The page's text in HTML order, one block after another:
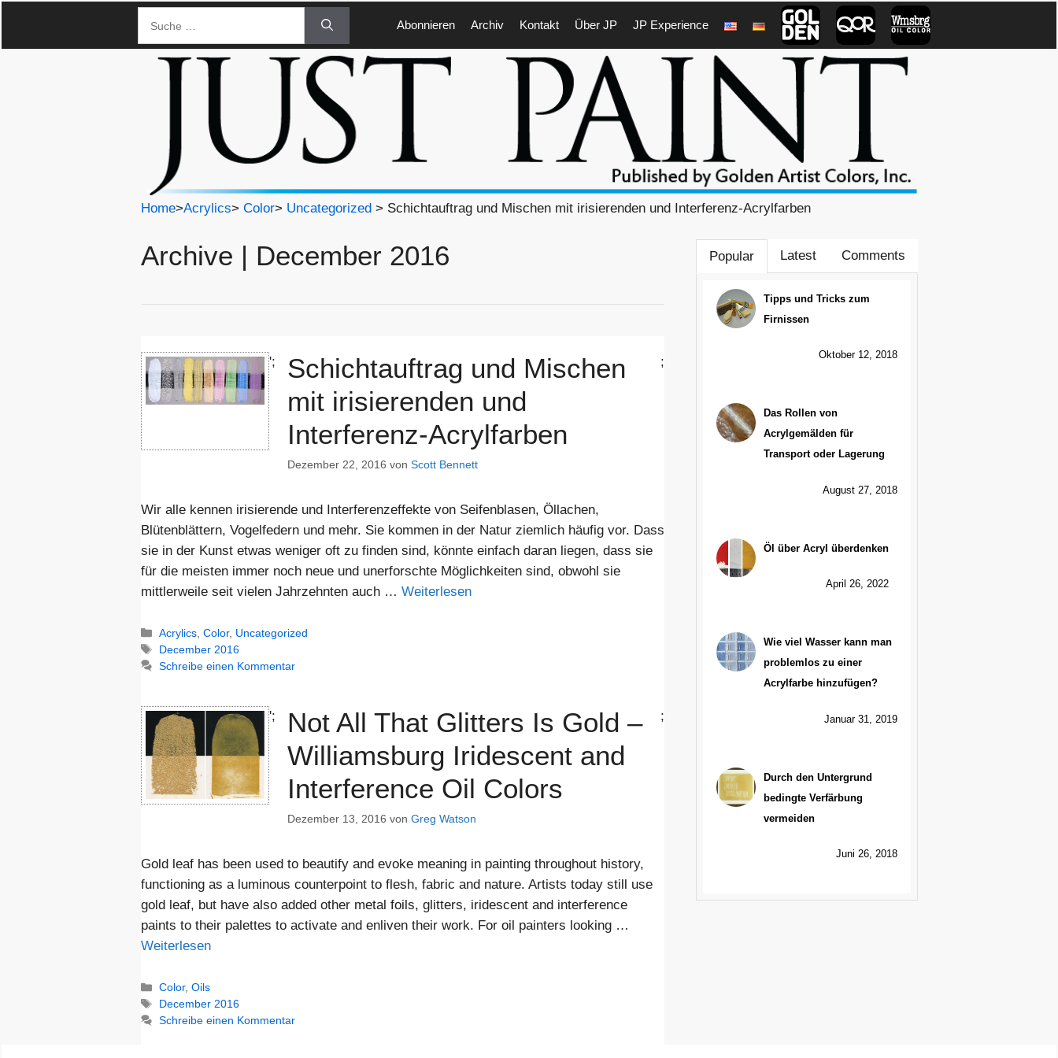
springen
Abonnieren Archiv Kontakt Über JP JP Experience
Home>Acrylics> Color> Uncategorized > Schichtauftrag und Mischen mit irisierenden und Interferenz-Acrylfarben
Archive | December 2016
';
Schichtauftrag und Mischen
mit irisierenden und
Interferenz-Acrylfarben
Dezember 22, 2016 von Scott Bennett
;
Wir alle kennen irisierende und Interferenzeffekte von Seifenblasen, Öllachen,
Blütenblättern, Vogelfedern und mehr. Sie kommen in der Natur ziemlich häufig vor. Dass
sie in der Kunst etwas weniger oft zu finden sind, könnte einfach daran liegen, dass sie
für die meisten immer noch neue und unerforschte Möglichkeiten sind, obwohl sie
mittlerweile seit vielen Jahrzehnten auch … Weiterlesen
Kategorien
Acrylics, Color, Uncategorized
Schlagwörter
December 2016
Schreibe einen Kommentar
';
Not All That Glitters Is Gold –
Williamsburg Iridescent and
Interference Oil Colors
Dezember 13, 2016 von Greg Watson
;
Gold leaf has been used to beautify and evoke meaning in painting throughout history,
functioning as a luminous counterpoint to flesh, fabric and nature. Artists today still use
gold leaf, but have also added other metal foils, glitters, iridescent and interference
paints to their palettes to activate and enliven their work. For oil painters looking …
Weiterlesen
Kategorien
Color, Oils
Schlagwörter
December 2016
Schreibe einen Kommentar
Popular Latest Comments
Tipps und Tricks zum
Firnissen
Oktober 12, 2018
Das Rollen von
Acrylgemälden für
Transport oder Lagerung
August 27, 2018
Öl über Acryl überdenken
April 26, 2022
Wie viel Wasser kann man
problemlos zu einer
Acrylfarbe hinzufügen?
Januar 31, 2019
Durch den Untergrund
bedingte Verfärbung
vermeiden
Juni 26, 2018